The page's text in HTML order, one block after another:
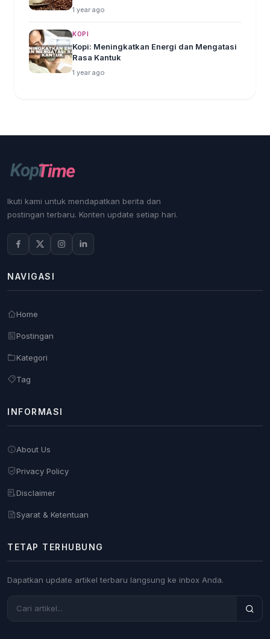
1 year ago
KOPI
Kopi: Meningkatkan Energi dan Mengatasi
Rasa Kantuk
1 year ago
Ikuti kami untuk mendapatkan berita dan
postingan terbaru. Konten update setiap hari.
NAVIGASI
Home
Postingan
Kategori
Tag
INFORMASI
About Us
Privacy Policy
Disclaimer
Syarat & Ketentuan
TETAP TERHUBUNG
Dapatkan update artikel terbaru langsung ke inbox Anda.